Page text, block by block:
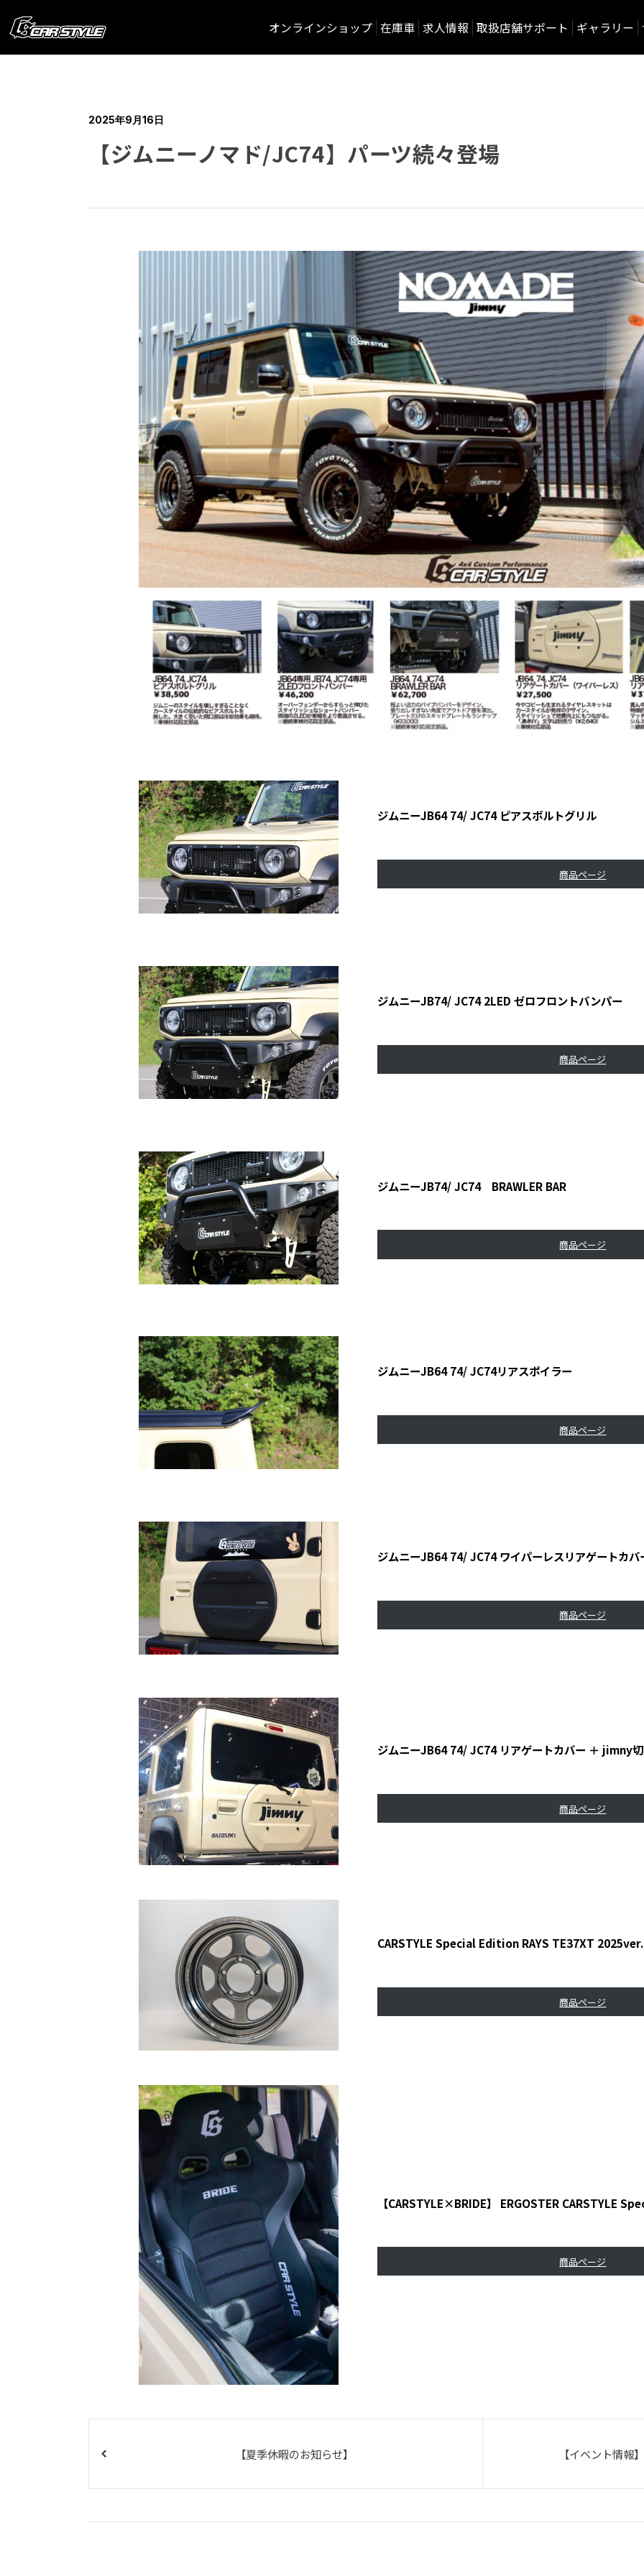
オンラインショップ 在庫車 求人情報 取扱店舗サポート ギャラリー
2025年9月16日
【ジムニーノマド/JC74】パーツ続々登場
ジムニーJB64 74/ JC74 ピアスボルトグリル
商品ページ
ジムニーJB74/ JC74 2LED ゼロフロントバンパー
商品ページ
ジムニーJB74/ JC74 BRAWLER BAR
商品ページ
ジムニーJB64 74/ JC74リアスポイラー
商品ページ
ジムニーJB64 74/ JC74 ワイパーレスリアゲートカバ
商品ページ
ジムニーJB64 74/ JC74 リアゲートカバー ＋ jimny
商品ページ
CARSTYLE Special Edition RAYS TE37XT 2025ver.
商品ページ
【CARSTYLE×BRIDE】 ERGOSTER CARSTYLE
商品ページ
【夏季休暇のお知らせ】 【イベント情